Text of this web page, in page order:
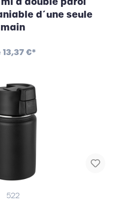
d´une seule
main
13,37 €*
522